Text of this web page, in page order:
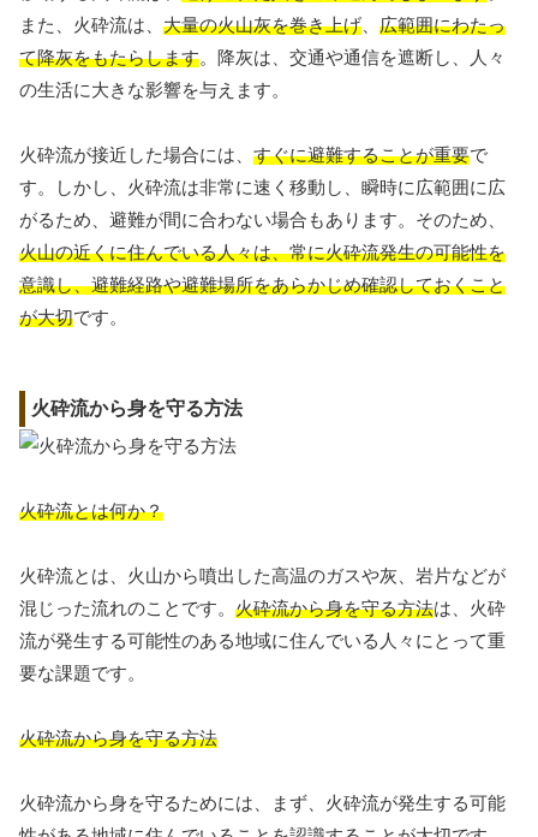
また、火砕流は、 大量の火山灰を巻き上げ、 広範囲にわたっ
て降灰をもたらします。降灰は、交通や通信を遮断し、人々
の生活に大きな影響を与えます。
火砕流が接近した場合には、 すぐに避難することが重要で
す。しかし、火砕流は非常に速く移動し、瞬時に広範囲に広
がるため、避難が間に合わない場合もあります。そのため、
火山の近くに住んでいる人々は、常に火砕流発生の可能性を
意識し、避難経路や避難場所をあらかじめ確認しておくこと
が大切です。
火砕流から身を守る方法
火砕流とは何か？
火砕流とは、火山から噴出した高温のガスや灰、岩片などが
混じった流れのことです。 火砕流から身を守る方法は、火砕
流が発生する可能性のある地域に住んでいる人々にとって重
要な課題です。
火砕流から身を守る方法
火砕流から身を守るためには、まず、火砕流が発生する可能